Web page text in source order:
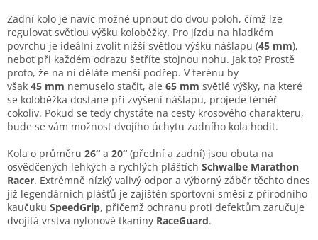
Zadní kolo je navíc možné upnout do dvou poloh, čímž lze
regulovat světlou výšku koloběžky. Pro jízdu na hladkém
povrchu je ideální zvolit nižší světlou výšku nášlapu (45 mm),
neboť při každém odrazu šetříte stojnou nohu. Jak to? Prostě
proto, že na ní děláte menší podřep. V terénu by
však 45 mm nemuselo stačit, ale 65 mm světlé výšky, na které
se koloběžka dostane při zvýšení nášlapu, projede téměř
cokoliv. Pokud se tedy chystáte na cesty krosového charakteru,
bude se vám možnost dvojího úchytu zadního kola hodit.
Kola o průměru 26“ a 20“ (přední a zadní) jsou obuta na
osvědčených lehkých a rychlých pláštích Schwalbe Marathon
Racer. Extrémně nízký valivý odpor a výborný záběr těchto dnes
již legendárních plášťů je zajištěn sportovní směsí z přírodního
kaučuku SpeedGrip, přičemž ochranu proti defektům zaručuje
dvojitá vrstva nylonové tkaniny RaceGuard.